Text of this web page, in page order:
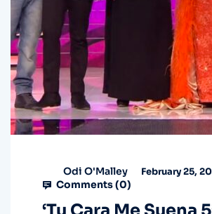
Odi O'Malley February 25,
Comments (0)